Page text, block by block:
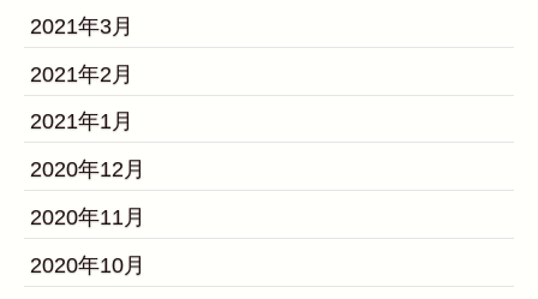
2021年3月
2021年2月
2021年1月
2020年12月
2020年11月
2020年10月